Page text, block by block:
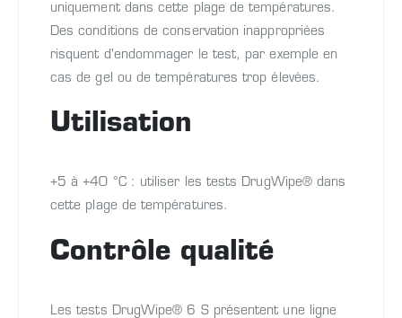
uniquement dans cette plage de températures.
Des conditions de conservation inappropriées
risquent d'endommager le test, par exemple en
cas de gel ou de températures trop élevées.
Utilisation
+5 à +40 °C : utiliser les tests DrugWipe® dans
cette plage de températures.
Contrôle qualité
Les tests DrugWipe® 6 S présentent une ligne